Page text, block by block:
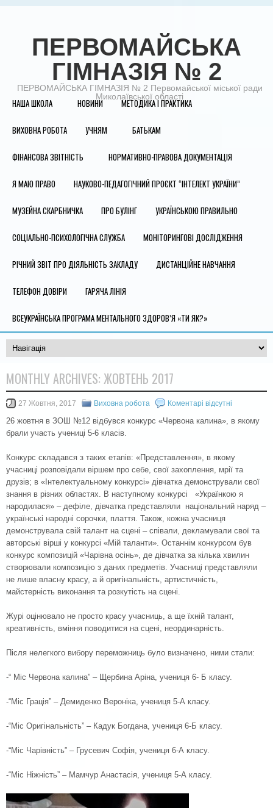
ПЕРВОМАЙСЬКА
ГІМНАЗІЯ № 2
ПЕРВОМАЙСЬКА ГІМНАЗІЯ № 2 Первомайської міської ради
Миколаївської області
НАША ШКОЛА НОВИНИ МЕТОДИКА І ПРАКТИКА
ВИХОВНА РОБОТА УЧНЯМ БАТЬКАМ
ФІНАНСОВА ЗВІТНІСТЬ НОРМАТИВНО-ПРАВОВА ДОКУМЕНТАЦІЯ
Я МАЮ ПРАВО НАУКОВО-ПЕДАГОГІЧНИЙ ПРОЄКТ “ІНТЕЛЕКТ УКРАЇНИ”
МУЗЕЙНА СКАРБНИЧКА ПРО БУЛІНГ УКРАЇНСЬКОЮ ПРАВИЛЬНО
СОЦІАЛЬНО-ПСИХОЛОГІЧНА СЛУЖБА МОНІТОРИНГОВІ ДОСЛІДЖЕННЯ
РІЧНИЙ ЗВІТ ПРО ДІЯЛЬНІСТЬ ЗАКЛАДУ ДИСТАНЦІЙНЕ НАВЧАННЯ
ТЕЛЕФОН ДОВІРИ ГАРЯЧА ЛІНІЯ
ВСЕУКРАЇНСЬКА ПРОГРАМА МЕНТАЛЬНОГО ЗДОРОВ’Я «ТИ ЯК?»
MONTHLY ARCHIVES: ЖОВТЕНЬ 2017
27 Жовтня, 2017 Виховна робота Коментарі відсутні
26 жовтня в ЗОШ №12 відбувся конкурс «Червона калина», в якому
брали участь учениці 5-6 класів.
Конкурс складався з таких етапів: «Представлення», в якому
учасниці розповідали віршем про себе, свої захоплення, мрії та
друзів; в «Інтелектуальному конкурсі» дівчатка демонстрували свої
знання в різних областях. В наступному конкурсі «Українкою я
народилася» – дефіле, дівчатка представляли національний наряд –
українські народні сорочки, плаття. Також, кожна учасниця
демонструвала свій талант на сцені – співали, декламували свої та
авторські вірші у конкурсі «Мій таланти». Останнім конкурсом був
конкурс композицій «Чарівна осінь», де дівчатка за кілька хвилин
створювали композицію з даних предметів. Учасниці представляли
не лише власну красу, а й оригінальність, артистичність,
майстерність виконання та розкутість на сцені.
Журі оцінювало не просто красу учасниць, а ще їхній талант,
креативність, вміння поводитися на сцені, неординарність.
Після нелегкого вибору переможниць було визначено, ними стали:
-“ Міс Червона калина” – Щербина Аріна, учениця 6- Б класу.
-“Міс Грація” – Демиденко Вероніка, учениця 5-А класу.
-“Міс Оригінальність” – Кадук Богдана, учениця 6-Б класу.
-“Міс Чарівність” – Грусевич Софія, учениця 6-А класу.
-“Міс Ніжність” – Мамчур Анастасія, учениця 5-А класу.